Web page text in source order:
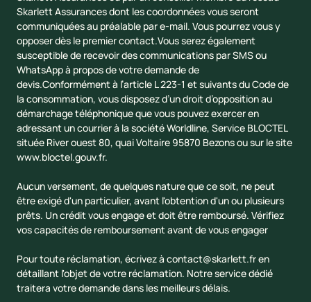
Skarlett Assurances dont les coordonnées vous seront
communiquées au préalable par e-mail. Vous pourrez vous y
opposer dès le premier contact.Vous serez également
susceptible de recevoir des communications par SMS ou
WhatsApp à propos de votre demande de
devis.Conformément à l’article L 223-1 et suivants du Code de
la consommation, vous disposez d’un droit d’opposition au
démarchage téléphonique que vous pouvez exercer en
adressant un courrier à la société Worldline, Service BLOCTEL
située River ouest 80, quai Voltaire 95870 Bezons ou sur le site
www.bloctel.gouv.fr.
Aucun versement, de quelques nature que ce soit, ne peut
être exigé d'un particulier, avant l'obtention d'un ou plusieurs
prêts. Un crédit vous engage et doit être remboursé. Vérifiez
vos capacités de remboursement avant de vous engager
Pour toute réclamation, écrivez à contact@skarlett.fren
détaillant l'objet de votre réclamation. Notre service dédié
traitera votre demande dans les meilleurs délais.